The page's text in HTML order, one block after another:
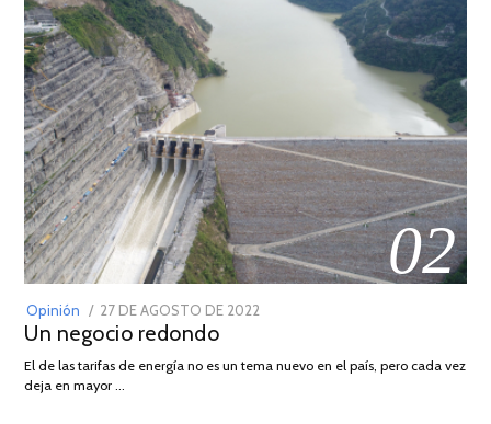
02
Opinión
POSTED
ON
27 DE AGOSTO DE 2022
DE
Un negocio redondo
El de las tarifas de energía no es un tema nuevo en el país, pero cada vez
deja en mayor …